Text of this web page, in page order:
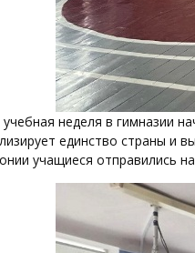
неделя в гимназии
единство страны и
учащиеся отправились